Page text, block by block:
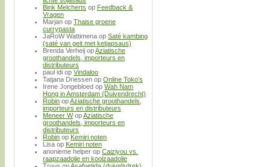
Bink Melcherts op Feedback &
Vragen
Marjan op Thaise groene
currypasta
JaRoW Wattimena op Saté kambing
(saté van geit met ketjapsaus)
Brenda Verheij opAziatische
groothandels, importeurs en
distributeurs
paul idi op Vindaloo
Tatjana Driessen op Online Toko’s
Irene Jongebloed op Wah Nam
Hong in Amsterdam (Duivendrecht)
Robin opAziatische groothandels,
importeurs en distributeurs
Meneer WopAziatische
groothandels, importeurs en
distributeurs
Robin op Kemiri noten
Lisa op Kemiri noten
anonieme helper op Caiziyou vs.
raapzaadolie en koolzaadolie